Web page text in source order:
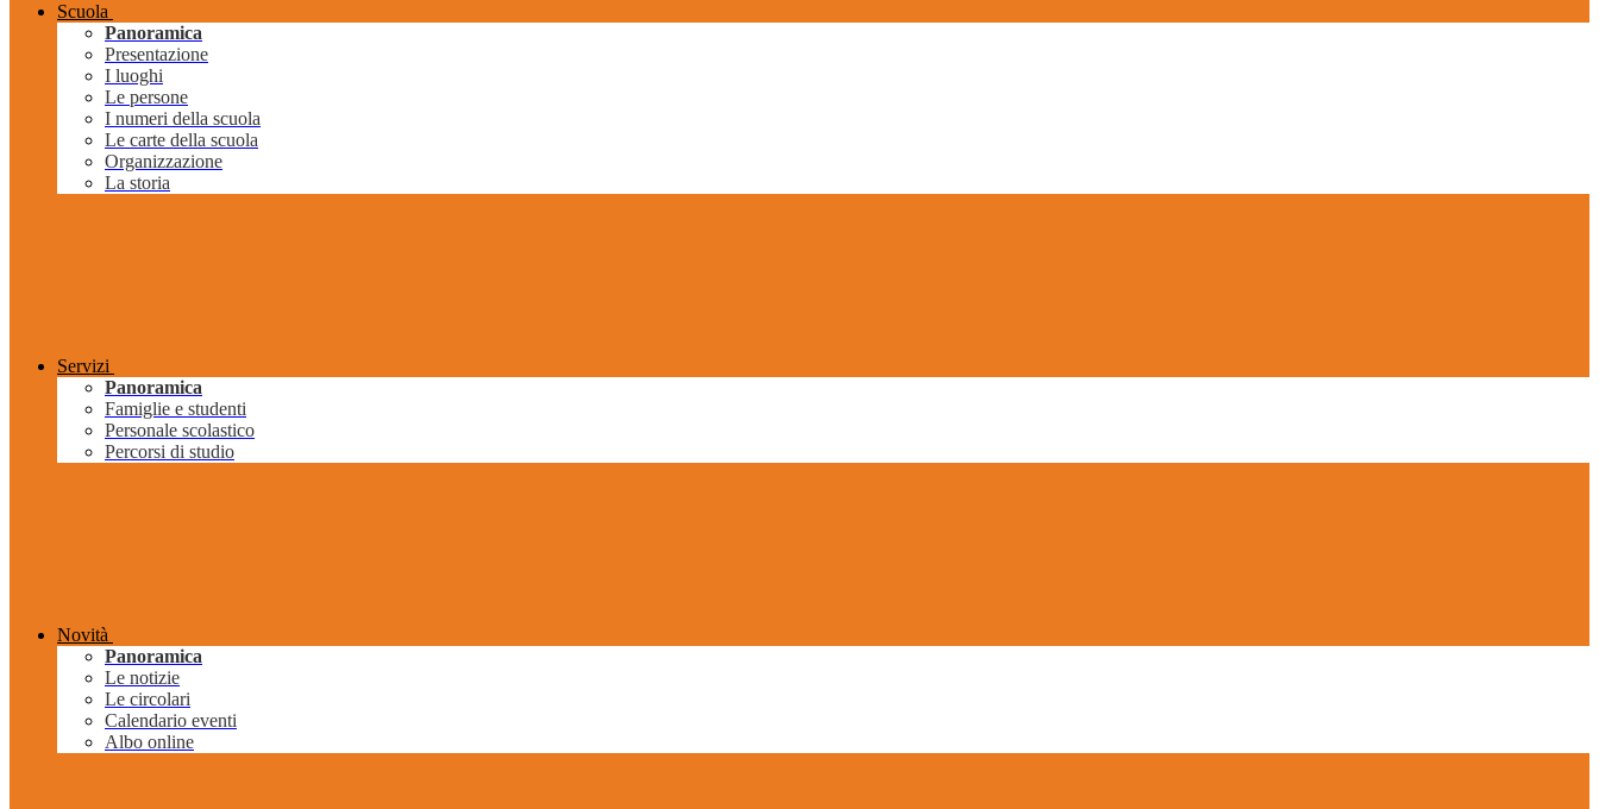
Scuola
Panoramica
Presentazione
I luoghi
Le persone
I numeri della scuola
Le carte della scuola
Organizzazione
La storia
Servizi
Panoramica
Famiglie e studenti
Personale scolastico
Percorsi di studio
Novità
Panoramica
Le notizie
Le circolari
Calendario eventi
Albo online